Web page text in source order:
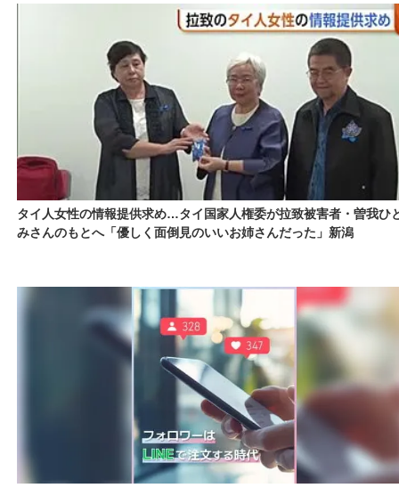
タイ人女性の情報提供求め…タイ国家人権委が拉致被害者・曽我ひ
みさんのもとへ「優しく面倒見のいいお姉さんだった」新潟